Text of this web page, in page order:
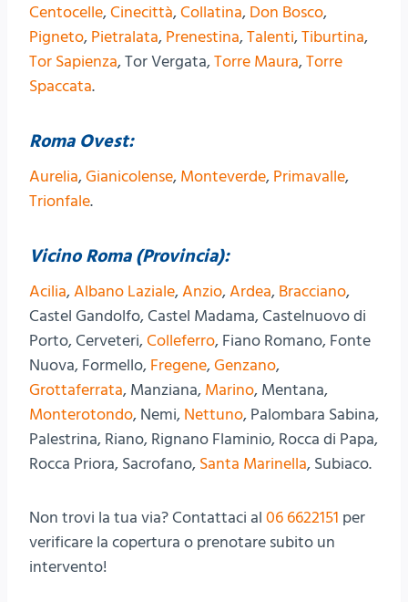
Centocelle,Cinecittà,Collatina, Don Bosco,
Pigneto, Pietralata, Prenestina,Talenti,Tiburtina,
Tor Sapienza, Tor Vergata,Torre Maura,Torre
Spaccata.
Roma Ovest:
Aurelia,Gianicolense, Monteverde, Primavalle,
Trionfale.
Vicino Roma (Provincia):
Acilia,Albano Laziale,Anzio,Ardea, Bracciano,
Castel Gandolfo, Castel Madama, Castelnuovo di
Porto, Cerveteri,Colleferro, Fiano Romano, Fonte
Nuova, Formello, Fregene,Genzano,
Grottaferrata, Manziana, Marino, Mentana,
Monterotondo, Nemi, Nettuno, Palombara Sabina,
Palestrina, Riano, Rignano Flaminio, Rocca di Papa,
Rocca Priora, Sacrofano, Santa Marinella, Subiaco.
Non trovi la tua via? Contattaci al 06 6622151 per
verificare la copertura o prenotare subito un
intervento!